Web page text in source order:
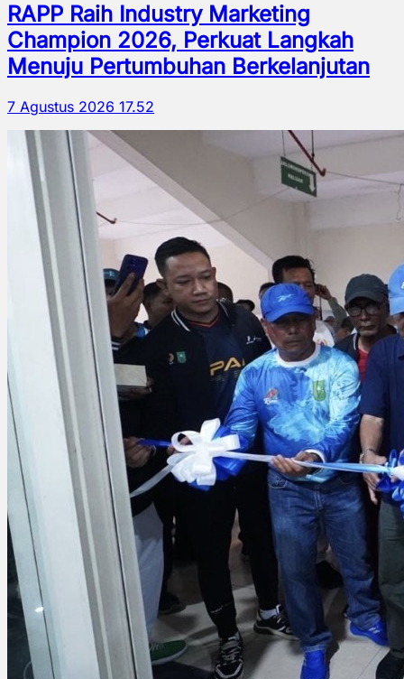
RAPP Raih Industry Marketing
Champion 2026, Perkuat Langkah
Menuju Pertumbuhan Berkelanjutan
7 Agustus 2026 17.52